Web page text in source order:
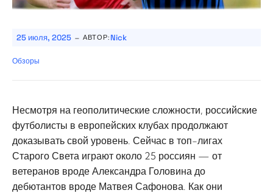
25 июля, 2025 - АВТОР: Nick
Обзоры
Несмотря на геополитические сложности, российские
футболисты в европейских клубах продолжают
доказывать свой уровень. Сейчас в топ-лигах
Старого Света играют около 25 россиян — от
ветеранов вроде Александра Головина до
дебютантов вроде Матвея Сафонова. Как они